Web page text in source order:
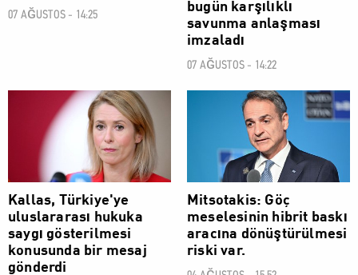
07 AĞUSTOS - 14:25
bugün karşılıklı
savunma anlaşması
imzaladı
07 AĞUSTOS - 14:22
DÜNYA
Kallas, Türkiye'ye
uluslararası hukuka
saygı gösterilmesi
konusunda bir mesaj
gönderdi
DÜNYA
Mitsotakis: Göç
meselesinin hibrit baskı
aracına dönüştürülmesi
riski var.